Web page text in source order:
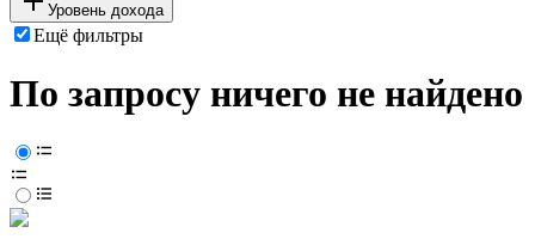
Уровень дохода
Ещё фильтры
По запросу ничего не найдено